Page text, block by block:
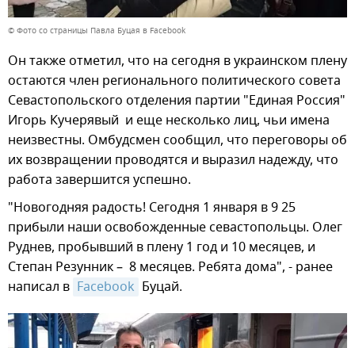
© Фото со страницы Павла Буцая в Facebook
Он также отметил, что на сегодня в украинском плену
остаются член регионального политического совета
Севастопольского отделения партии "Единая Россия"
Игорь Кучерявый и еще несколько лиц, чьи имена
неизвестны. Омбудсмен сообщил, что переговоры об
их возвращении проводятся и выразил надежду, что
работа завершится успешно.
"Новогодняя радость! Сегодня 1 января в 9 25
прибыли наши освобожденные севастопольцы. Олег
Руднев, пробывший в плену 1 год и 10 месяцев, и
Степан Резунник – 8 месяцев. Ребята дома", - ранее
написал в Facebook Буцай.